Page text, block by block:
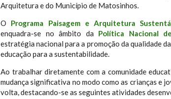
Arquitetura e do Município de Matosinhos.
O Programa Paisagem e Arquitetura
enquadra-se no âmbito da Política Nacional
estratégia nacional para a promoção da qualidade
educação para a sustentabilidade.
Ao trabalhar diretamente com a comunidade
mudança significativa no modo como as crianças e
volta, destacando-se as seguintes atividades